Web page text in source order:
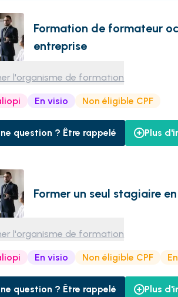
Formation de formateur
entreprise
l'organisme de formation
En visio Non éligible CPF
question ? Être rappelé Plus
Former un seul stagiaire
l'organisme de formation
En visio Non éligible CPF
question ? Être rappelé Plus